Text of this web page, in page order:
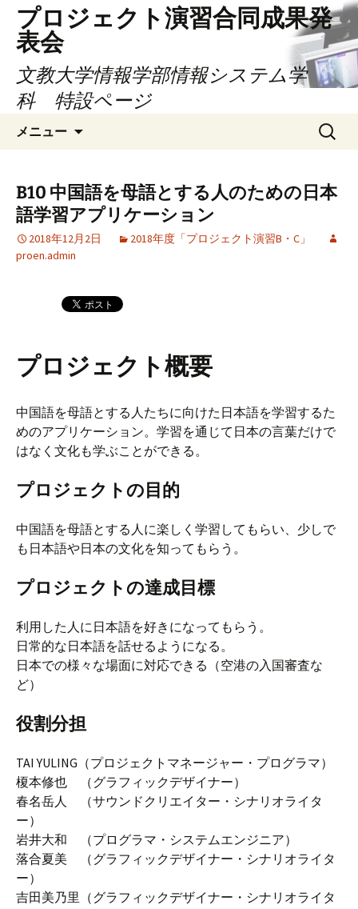
プロジェクト演習合同成果発
表会
文教大学情報学部情報システム学
科 特設ページ
メニュー
検
索:
B10 中国語を母語とする人のための日本
語学習アプリケーション
2018年12月2日
2018年度「プロジェクト演習B・C」
proen.admin
プロジェクト概要
中国語を母語とする人たちに向けた日本語を学習するた
めのアプリケーション。学習を通じて日本の言葉だけで
はなく文化も学ぶことができる。
プロジェクトの目的
中国語を母語とする人に楽しく学習してもらい、少しで
も日本語や日本の文化を知ってもらう。
プロジェクトの達成目標
利用した人に日本語を好きになってもらう。
日常的な日本語を話せるようになる。
日本での様々な場面に対応できる（空港の入国審査な
ど）
役割分担
TAI YULING（プロジェクトマネージャー・プログラマ）
榎本修也 （グラフィックデザイナー）
春名岳人 （サウンドクリエイター・シナリオライタ
ー）
岩井大和 （プログラマ・システムエンジニア）
落合夏美 （グラフィックデザイナー・シナリオライタ
ー）
吉田美乃里（グラフィックデザイナー・シナリオライタ